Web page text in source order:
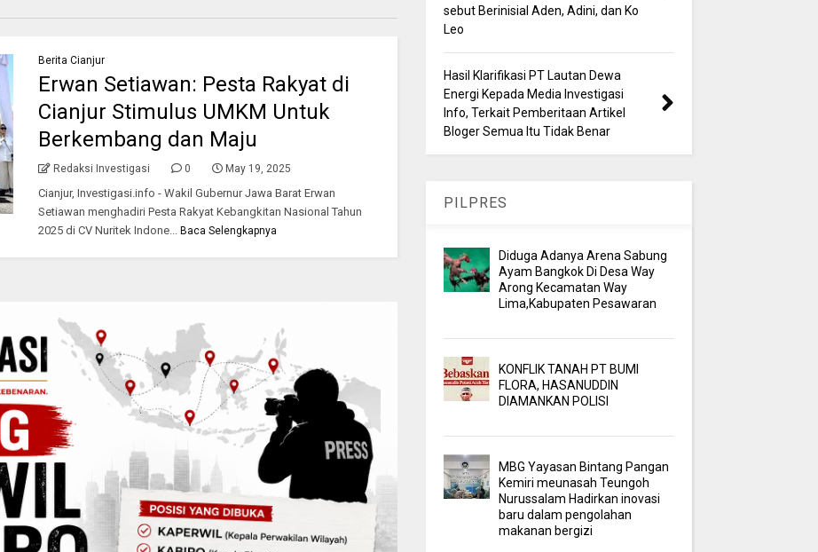
Berita Cianjur
Erwan Setiawan: Pesta Rakyat di
Cianjur Stimulus UMKM Untuk
Berkembang dan Maju
Redaksi Investigasi 0 May 19, 2025
Cianjur, Investigasi.info - Wakil Gubernur Jawa Barat Erwan
Setiawan menghadiri Pesta Rakyat Kebangkitan Nasional Tahun
2025 di CV Nuritek Indone...
Baca Selengkapnya
sebut Berinisial Aden, Adini, dan Ko
Leo
Hasil Klarifikasi PT Lautan Dewa
Energi Kepada Media Investigasi
Info, Terkait Pemberitaan Artikel
Bloger Semua Itu Tidak Benar
PILPRES
Diduga Adanya Arena Sabung
Ayam Bangkok Di Desa Way
Arong Kecamatan Way
Lima,Kabupaten Pesawaran
KONFLIK TANAH PT BUMI
FLORA, HASANUDDIN
DIAMANKAN POLISI
MBG Yayasan Bintang Pangan
Kemiri meunasah Teungoh
Nurussalam Hadirkan inovasi
baru dalam pengolahan
makanan bergizi